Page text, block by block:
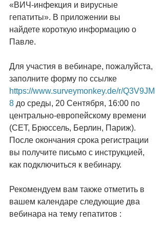
«ВИЧ-инфекция и вирусные
гепатиты». В приложении вы
найдете короткую информацию о
Павле.
Для участия в вебинаре, пожалуйста,
заполните форму по ссылке
https://www.surveymonkey.de/r/Q3V9JM
8 до среды, 20 Сентября, 16:00 по
центрально-европейскому времени
(CET, Брюссель, Берлин, Париж).
После окончания срока регистрации
вы получите письмо с инструкцией,
как подключиться к вебинару.
Рекомендуем вам также отметить в
вашем календаре следующие два
вебинара на тему гепатитов :